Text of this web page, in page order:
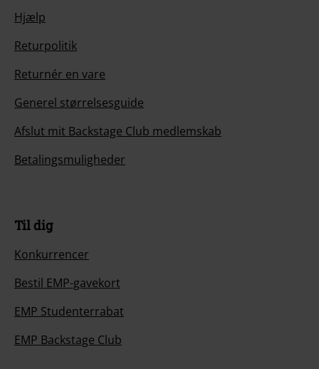
Hjælp
Returpolitik
Returnér en vare
Generel størrelsesguide
Afslut mit Backstage Club medlemskab
Betalingsmuligheder
Til dig
Konkurrencer
Bestil EMP-gavekort
EMP Studenterrabat
EMP Backstage Club